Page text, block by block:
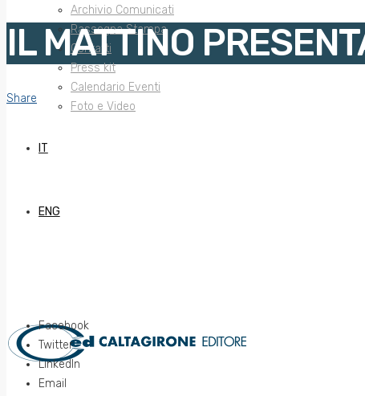
Archivio Comunicati
Rassegna Stampa
Contatti
Press kit
Calendario Eventi
Foto e Video
IT
ENG
IL MATTINO
Share
Facebook
Twitter
LinkedIn
Email